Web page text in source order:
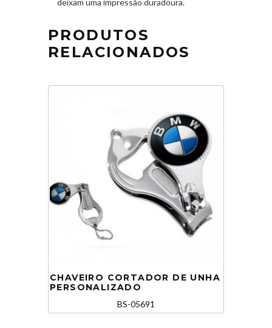
PRODUTOS
RELACIONADOS
CHAVEIRO CORTADOR DE UNHA
PERSONALIZADO
BS-05691